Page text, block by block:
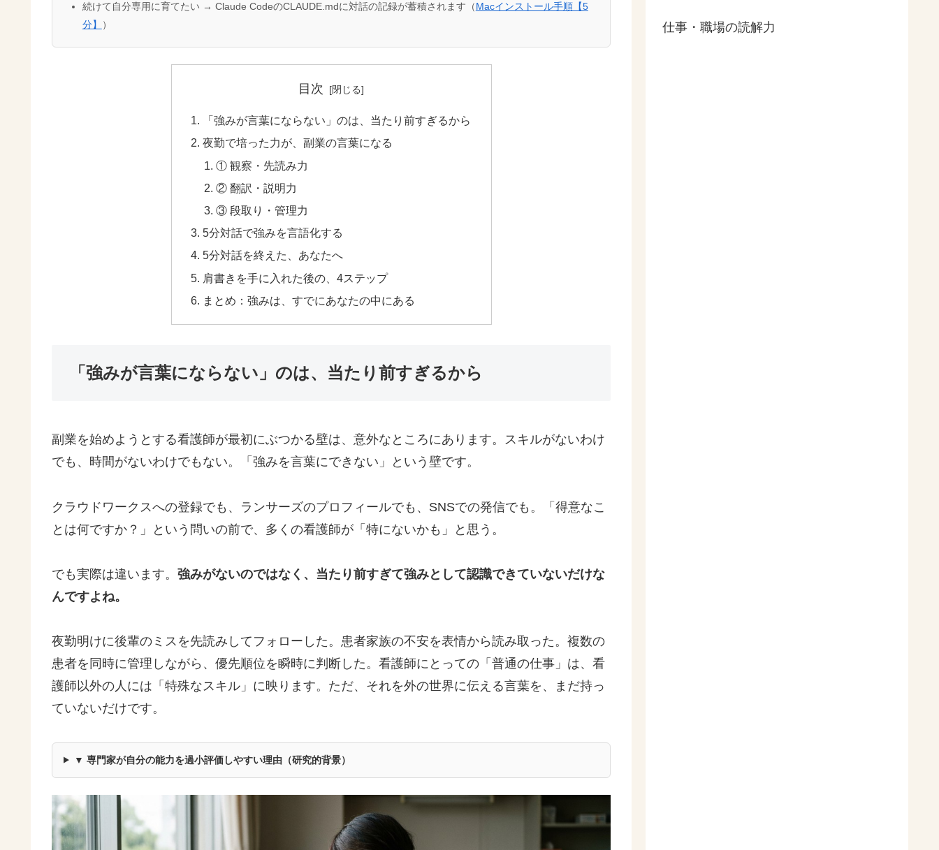
続けて自分専用に育てたい → Claude CodeのCLAUDE.mdに対話の記録が蓄積されます（Macインストール手順【5
分】
）
目次
「強みが言葉にならない」のは、当たり前すぎるから
夜勤で培った力が、副業の言葉になる
① 観察・先読み力
② 翻訳・説明力
③ 段取り・管理力
5分対話で強みを言語化する
5分対話を終えた、あなたへ
肩書きを手に入れた後の、4ステップ
まとめ：強みは、すでにあなたの中にある
「強みが言葉にならない」のは、当たり前すぎるから
副業を始めようとする看護師が最初にぶつかる壁は、意外なところにあります。スキルがないわけ
でも、時間がないわけでもない。「強みを言葉にできない」という壁です。
クラウドワークスへの登録でも、ランサーズのプロフィールでも、SNSでの発信でも。「得意なこ
とは何ですか？」という問いの前で、多くの看護師が「特にないかも」と思う。
でも実際は違います。 強みがないのではなく、当たり前すぎて強みとして認識できていないだけな
んですよね。
夜勤明けに後輩のミスを先読みしてフォローした。患者家族の不安を表情から読み取った。複数の
患者を同時に管理しながら、優先順位を瞬時に判断した。看護師にとっての「普通の仕事」は、看
護師以外の人には「特殊なスキル」に映ります。ただ、それを外の世界に伝える言葉を、まだ持っ
ていないだけです。
▼ 専門家が自分の能力を過小評価しやすい理由（研究的背景）
仕事・職場の読解力